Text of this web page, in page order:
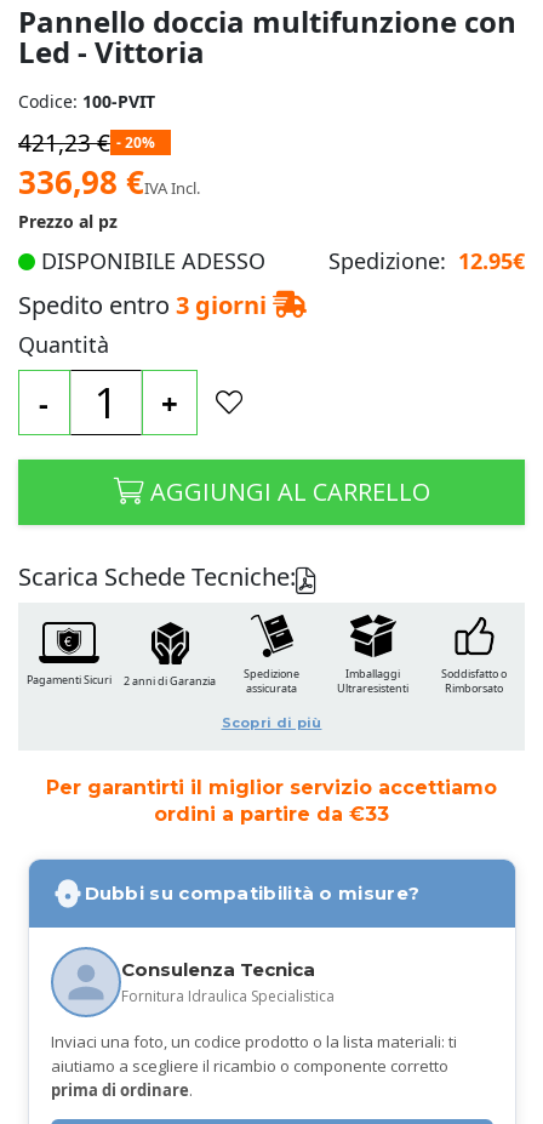
Pannello doccia multifunzione con
Led - Vittoria
Codice: 100-PVIT
421,23 € - 20%
Prezzo
speciale
336,98 €IVA Incl.
Prezzo al pz
DISPONIBILE ADESSO Spedizione: 12.95€
Spedito entro 3 giorni
Quantità
- +
AGGIUNGI AL CARRELLO
Scarica Schede Tecniche:
Per garantirti il miglior servizio accettiamo
ordini a partire da €33
Dubbi su compatibilità o misure?
Consulenza Tecnica
Fornitura Idraulica Specialistica
Inviaci una foto, un codice prodotto o la lista materiali: ti
aiutiamo a scegliere il ricambio o componente corretto
prima di ordinare.
Pagamenti Sicuri 2 anni di Garanzia
Spedizione
assicurata
Imballaggi
Ultraresistenti
Soddisfatto o
Rimborsato
Scopri di più